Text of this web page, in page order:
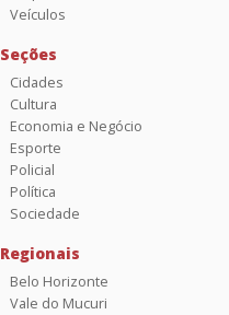
Veículos
Seções
Cidades
Cultura
Economia e Negócio
Esporte
Policial
Política
Sociedade
Regionais
Belo Horizonte
Vale do Mucuri